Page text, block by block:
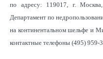
по адресу: 119017, г.
Департамент по
на континентальном шельфе и
контактные телефоны (495) 959-